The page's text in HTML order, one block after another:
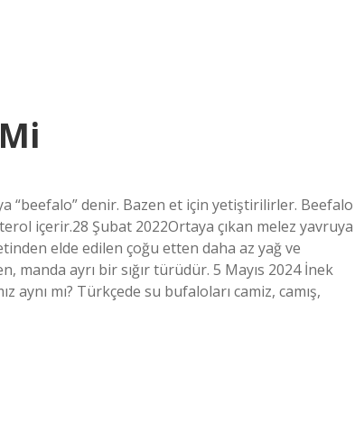
“beefalo” denir. Bazen et için yetiştirilirler. Beefalo
içerir.28 Şubat 2022Ortaya çıkan melez yavruya
elde edilen çoğu etten daha az yağ ve
manda ayrı bir sığır türüdür. 5 Mayıs 2024 İnek
aynı mı? Türkçede su bufaloları camiz, camış,